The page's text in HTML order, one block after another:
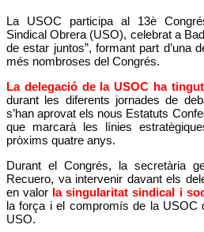
La USOC participa al 13è
Sindical Obrera (USO), celebrat a
de estar juntos”, formant part d’una
més nombroses del Congrés.
La delegació de la USOC ha
durant les diferents jornades de
s’han aprovat els nous Estatuts
que marcarà les línies
pròxims quatre anys.
Durant el Congrés, la secretària
Recuero, va intervenir davant els
en valor la singularitat sindical i
la força i el compromís de la USOC
USO.